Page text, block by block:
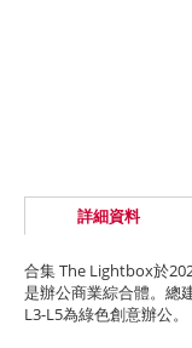
詳細資料
合集 The Lightbox於
是辦公商業綜合體。總
L3-L5為綠色創意辦公。